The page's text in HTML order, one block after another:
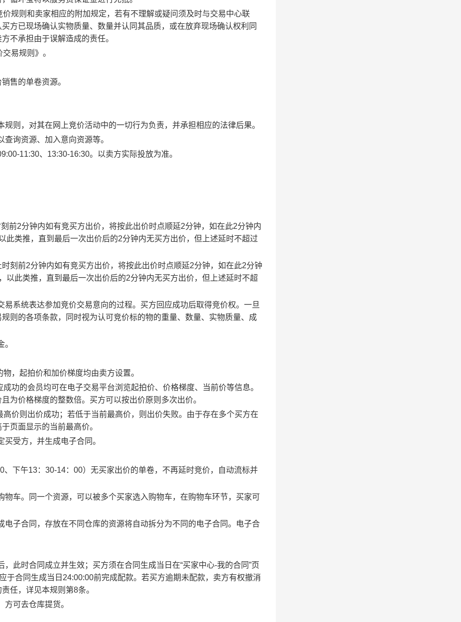
规则和卖家相应的附加规定，若有不理解或疑问须及时与交易中心联
方已现场确认实物质量、数量并认同其品质，或在放弃现场确认权利同
不承担由于误解造成的责任。
易规则》。
售的单卷资源。
则，对其在网上竞价活动中的一切行为负责，并承担相应的法律后果。
询资源、加入意向资源等。
11:30、13:30-16:30。以卖方实际投放为准。
前2分钟内如有竞买方出价，将按此出价时点顺延2分钟，如在此2分钟内
此类推，直到最后一次出价后的2分钟内无买方出价，但上述延时不超过
刻前2分钟内如有竞买方出价，将按此出价时点顺延2分钟，如在此2分钟
以此类推，直到最后一次出价后的2分钟内无买方出价，但上述延时不超
系统表达参加竞价交易意向的过程。买方回应成功后取得竞价权。一旦
则的各项条款，同时视为认可竞价标的物的重量、数量、实物质量、成
，起拍价和加价梯度均由卖方设置。
功的会员均可在电子交易平台浏览起拍价、价格梯度、当前价等信息。
为价格梯度的整数倍。买方可以按出价原则多次出价。
价则出价成功；若低于当前最高价，则出价失败。由于存在多个买方在
页面显示的当前最高价。
受方，并生成电子合同。
下午13：30-14：00）无买家出价的单卷，不再延时竞价，自动流标并
车。同一个资源，可以被多个买家选入购物车，在购物车环节，买家可
子合同，存放在不同仓库的资源将自动拆分为不同的电子合同。电子合
此时合同成立并生效；买方须在合同生成当日在“买家中心-我的合同”页
于合同生成当日24:00:00前完成配款。若买方逾期未配款，卖方有权撤消
任，详见本规则第8条。
可去仓库提货。